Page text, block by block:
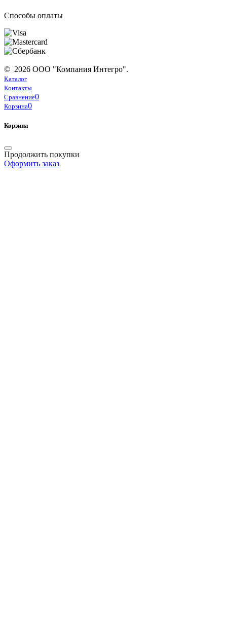
Способы оплаты
© 2026 ООО "Компания Интегро".
Каталог
Контакты
Сравнение0
Корзина0
Корзина
Продолжить покупки
Оформить заказ